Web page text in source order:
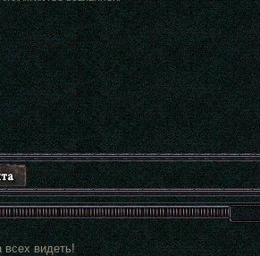
видеть!